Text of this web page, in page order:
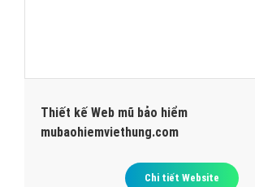
Thiết kế Web mũ bảo hiểm
mubaohiemviethung.com
Chi tiết Website